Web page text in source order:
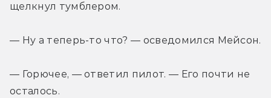
щелкнул тумблером.
— Ну а теперь-то что? — осведомился Мейсон.
— Горючее, — ответил пилот. — Его почти не
осталось.